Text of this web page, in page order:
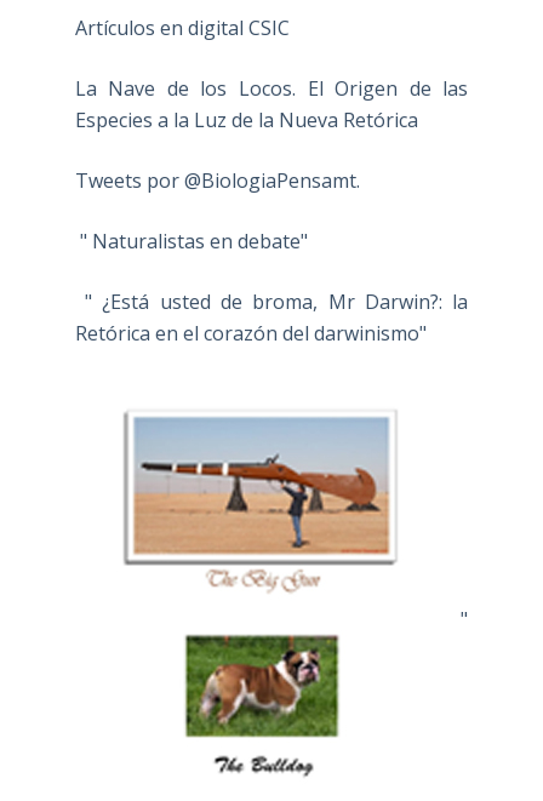
Artículos en digital CSIC
La Nave de los Locos. El Origen de las
Especies a la Luz de la Nueva Retórica
Tweets por @BiologiaPensamt.
" Naturalistas en debate"
" ¿Está usted de broma, Mr Darwin?: la
Retórica en el corazón del darwinismo"
"